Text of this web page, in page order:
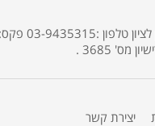
יצירת קשר